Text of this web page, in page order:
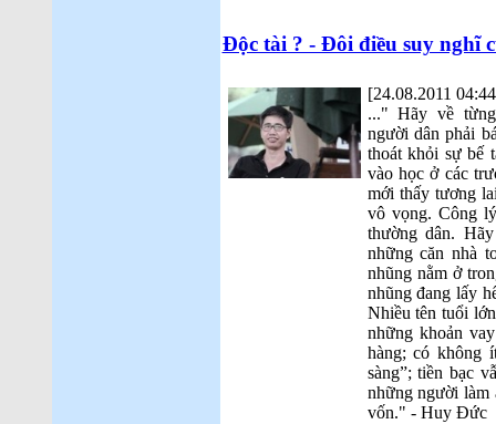
Độc tài ? - Đôi điều suy nghĩ
[24.08.2011
..." Hãy về
người dân phải
thoát khỏi sự bế
vào học ở các
mới thấy tương
vô vọng. Công
thường dân.
những căn nhà
nhũng nằm ở
nhũng đang lấy
Nhiều tên tuổi
những khoản
hàng; có không
sàng”; tiền bạc
những người làm
vốn." - Huy Đức